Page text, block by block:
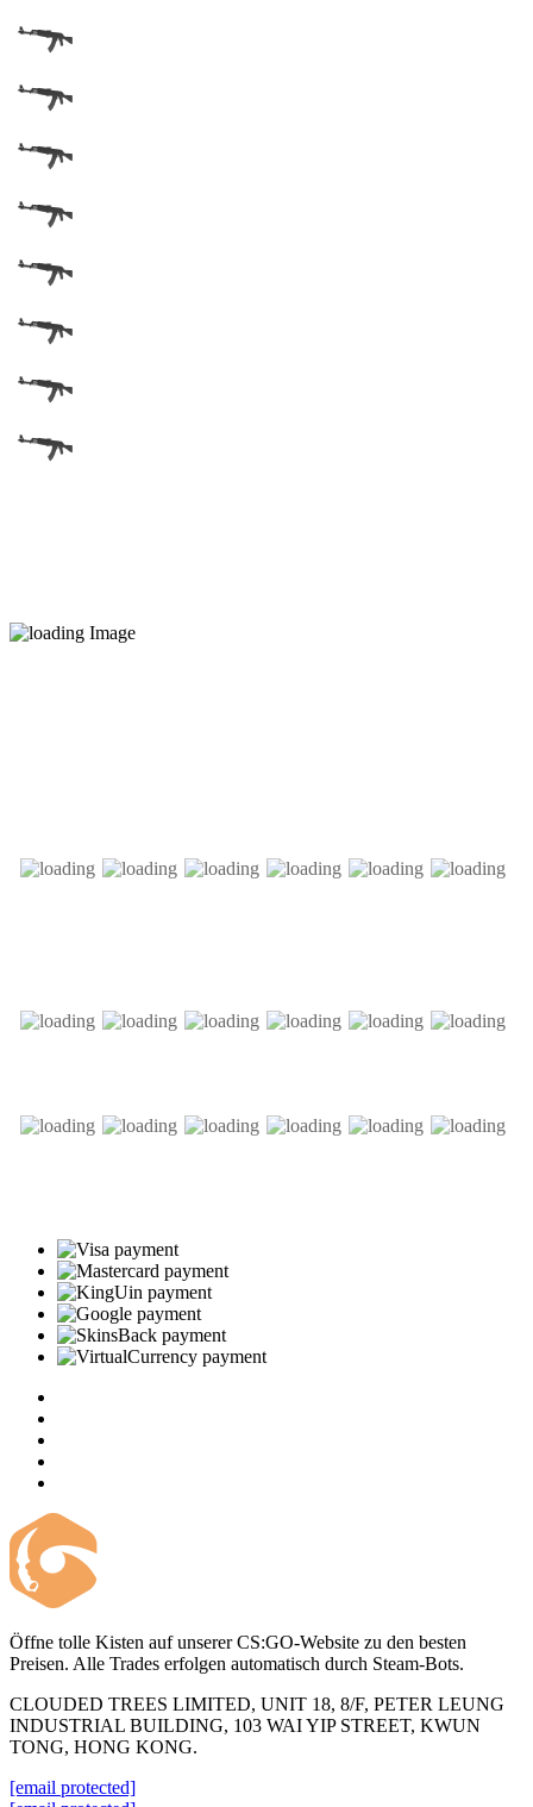
Öffne tolle Kisten auf unserer CS:GO-Website zu den besten
Preisen. Alle Trades erfolgen automatisch durch Steam-Bots.
CLOUDED TREES LIMITED, UNIT 18, 8/F, PETER LEUNG
INDUSTRIAL BUILDING, 103 WAI YIP STREET, KWUN
TONG, HONG KONG.
[email protected]